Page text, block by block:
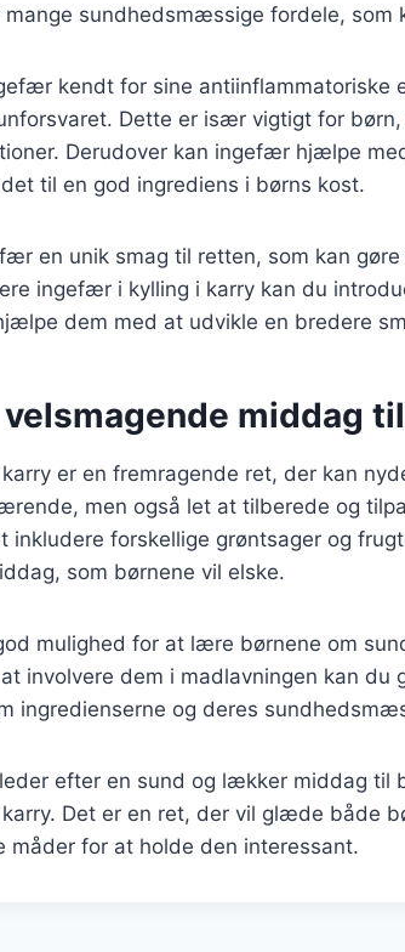
mange sundhedsmæssige fordele, som
kendt for sine antiinflammatoriske
Dette er især vigtigt for
Derudover kan ingefær hjælpe
til en god ingrediens i børns kost.
en unik smag til retten, som kan
ingefær i kylling i karry kan du
dem med at udvikle en bredere
velsmagende middag
er en fremragende ret, der kan
men også let at tilberede og
inkludere forskellige grøntsager og
som børnene vil elske.
mulighed for at lære børnene om
involvere dem i madlavningen kan du
ingredienserne og deres
efter en sund og lækker middag til
Det er en ret, der vil glæde både
måder for at holde den interessant.